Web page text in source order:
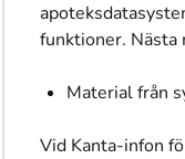
funktioner.
Material från
Vid Kanta-infon